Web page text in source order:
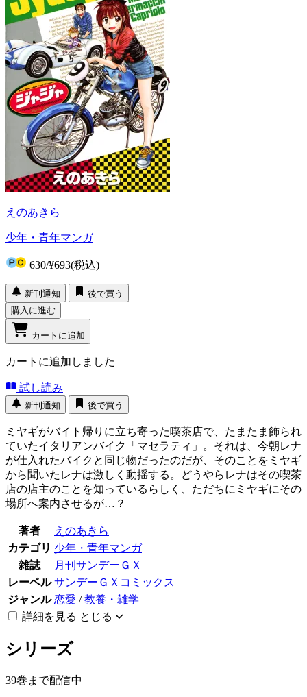
えのあきら
少年・青年マンガ
630/¥693(税込)
新刊通知
後で買う
購入に進む
カートに追加
カートに追加しました
試し読み
新刊通知 後で買う
ミヤギがバイト帰りに立ち寄った喫茶店で、たまたま飾られ
ていたイタリアンバイク「マセラティ」。それは、今朝レナ
が仕入れたバイクと同じ物だったのだが、そのことをミヤギ
から聞いたレナは激しく動揺する。どうやらレナはその喫茶
店の店主のことを知っているらしく、ただちにミヤギにその
場所へ案内させるが…？
著者
えのあきら
カテゴリ 少年・青年マンガ
雑誌
月刊サンデーＧＸ
レーベル サンデーＧＸコミックス
ジャンル 恋愛 /教養・雑学
詳細を見る とじる
シリーズ
39巻まで配信中